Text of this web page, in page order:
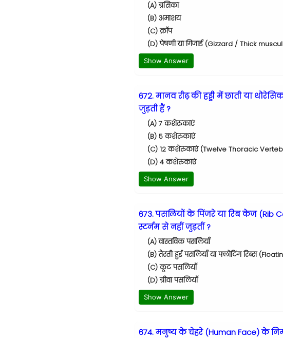
(A) ग्रसिका
(B) अमाशय
(C) क्रॉप
(D) पेषणी या गिजार्ड (Gizzard / Thick
Show Answer
672. मानव रीढ़ की हड्डी में छाती या
जुड़ती हैं ?
(A) 7 कशेरुकाएं
(B) 5 कशेरुकाएं
(C) 12 कशेरुकाएं (Twelve Thoracic
(D) 4 कशेरुकाएं
Show Answer
673. पसलियों के पिंजरे या रिब केज (Rib
स्टर्नम से नहीं जुड़तीं ?
(A) वास्तविक पसलियाँ
(B) तैरती हुई पसलियाँ या फ्लोटिंग रिब्स
(C) कूट पसलियाँ
(D) ग्रीवा पसलियाँ
Show Answer
674. मनुष्य के चेहरे (Human Face) के